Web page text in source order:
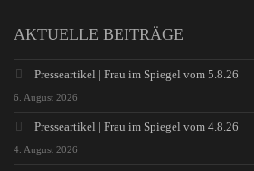
AKTUELLE BEITRÄGE
Presseartikel | Frau im Spiegel vom 5.8.26
6. August 2026
Presseartikel | Frau im Spiegel vom 4.8.26
4. August 2026